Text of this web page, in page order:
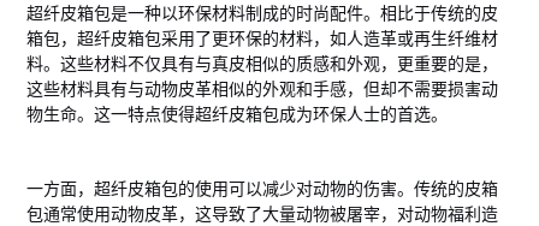
超纤皮箱包是一种以环保材料制成的时尚配件。相比于传统的皮
箱包，超纤皮箱包采用了更环保的材料，如人造革或再生纤维材
料。这些材料不仅具有与真皮相似的质感和外观，更重要的是，
这些材料具有与动物皮革相似的外观和手感，但却不需要损害动
物生命。这一特点使得超纤皮箱包成为环保人士的首选。
一方面，超纤皮箱包的使用可以减少对动物的伤害。传统的皮箱
包通常使用动物皮革，这导致了大量动物被屠宰，对动物福利造